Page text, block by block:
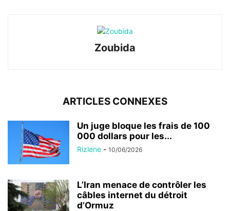
Zoubida
ARTICLES CONNEXES
Un juge bloque les frais de 100
000 dollars pour les...
Rizlene - 10/06/2026
L’Iran menace de contrôler les
câbles internet du détroit
d’Ormuz